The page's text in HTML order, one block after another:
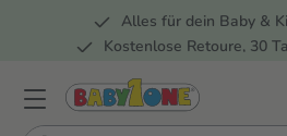
Zur Hauptnavigation springen
Alles für dein Baby &
Kostenlose Retoure, 30